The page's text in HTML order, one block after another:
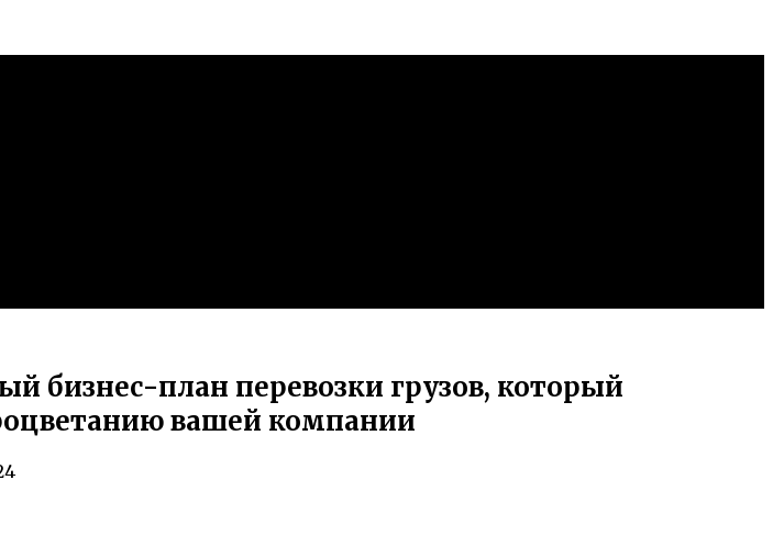
бизнес-план перевозки грузов, который
вашей компании